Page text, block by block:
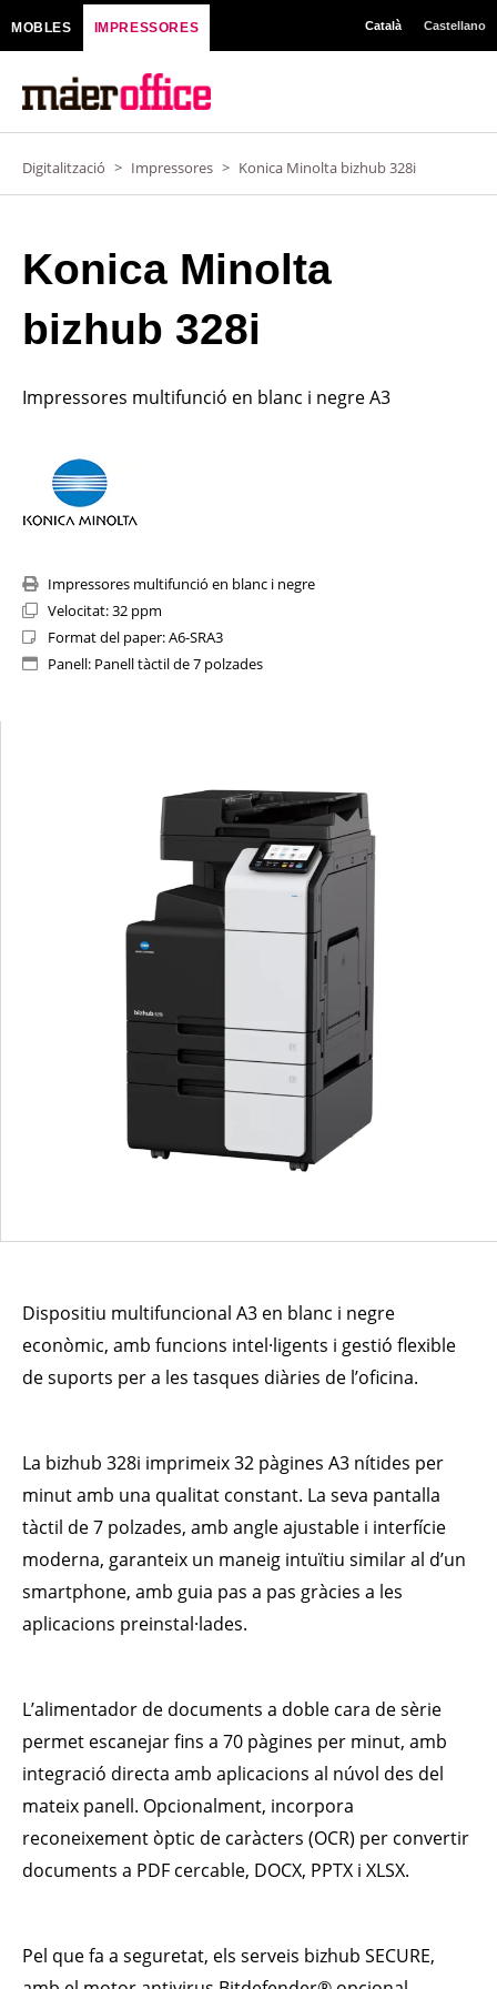
al
contingut
MOBLES IMPRESSORES Català Castellano
Digitalització > Impressores > Konica Minolta bizhub 328i
Konica Minolta
bizhub 328i
Impressores multifunció en blanc i negre A3
Impressores multifunció en blanc i negre
Velocitat: 32 ppm
Format del paper: A6-SRA3
Panell: Panell tàctil de 7 polzades
Dispositiu multifuncional A3 en blanc i negre
econòmic, amb funcions intel·ligents i gestió flexible
de suports per a les tasques diàries de l’oficina.
La bizhub 328i imprimeix 32 pàgines A3 nítides per
minut amb una qualitat constant. La seva pantalla
tàctil de 7 polzades, amb angle ajustable i interfície
moderna, garanteix un maneig intuïtiu similar al d’un
smartphone, amb guia pas a pas gràcies a les
aplicacions preinstal·lades.
L’alimentador de documents a doble cara de sèrie
permet escanejar fins a 70 pàgines per minut, amb
integració directa amb aplicacions al núvol des del
mateix panell. Opcionalment, incorpora
reconeixement òptic de caràcters (OCR) per convertir
documents a PDF cercable, DOCX, PPTX i XLSX.
Pel que fa a seguretat, els serveis bizhub SECURE,